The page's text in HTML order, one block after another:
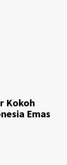
Kokoh
Emas